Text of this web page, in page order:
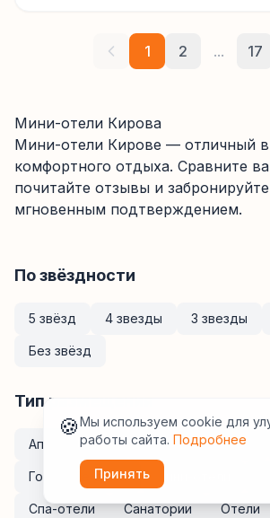
1 2 ... 17
Мини-отели Кирова
Мини-отели Кирове — отличный
комфортного отдыха. Сравните
почитайте отзывы и
мгновенным подтверждением.
По звёздности
5 звёзд 4 звезды 3 звезды
Без звёзд
Тип размещения
Апартаменты Курортные отели
Гостевые дома
Спа-отели Санатории Отели
🍪Мы используем cookie для
работы сайта. Подробнее
Принять